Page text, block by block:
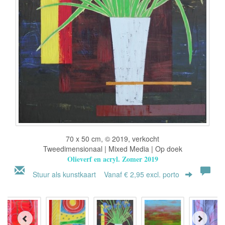
70 x 50 cm, © 2019, verkocht
Tweedimensionaal | Mixed Media | Op doek
Olieverf en acryl. Zomer 2019
Stuur als kunstkaart Vanaf € 2,95 excl. porto